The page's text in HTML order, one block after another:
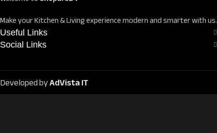
Make your Kitchen & Living experience modern and smarter with us.
Useful Links
Social Links
Developed byAdVista IT